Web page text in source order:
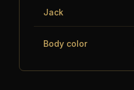
Jack
Body color